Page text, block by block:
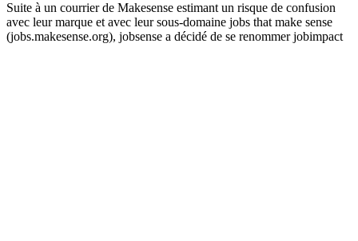
Suite à un courrier de Makesense estimant un risque de confusion
avec leur marque et avec leur sous-domaine jobs that make sense
(jobs.makesense.org), jobsense a décidé de se renommer jobimpact